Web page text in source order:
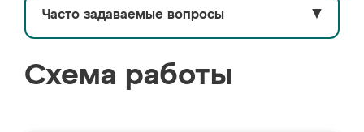
Часто задаваемые вопросы ▼
Схема работы